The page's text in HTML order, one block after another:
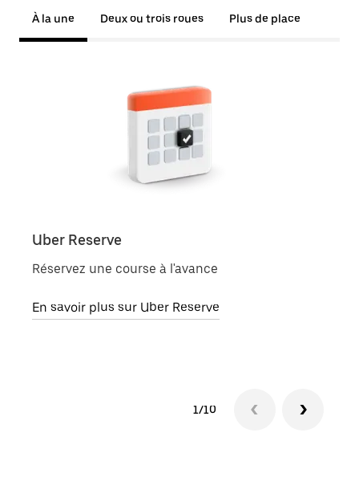
À la une Deux ou trois roues Plus de place
Uber Reserve
Réservez une course à l'avance
En savoir plus sur Uber Reserve
1/10